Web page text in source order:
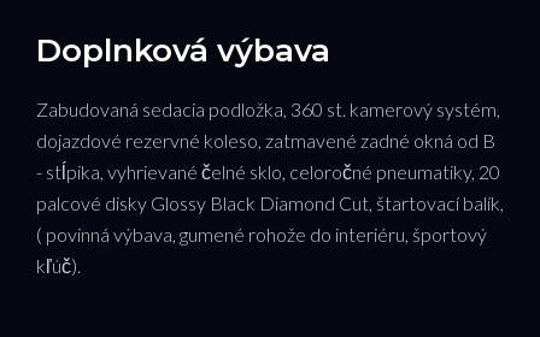
Doplnková výbava
Zabudovaná sedacia podložka, 360 st. kamerový systém,
dojazdové rezervné koleso, zatmavené zadné okná od B
- stĺpika, vyhrievané čelné sklo, celoročné pneumatiky, 20
palcové disky Glossy Black Diamond Cut, štartovací balík,
( povinná výbava, gumené rohože do interiéru, športový
kľúč).